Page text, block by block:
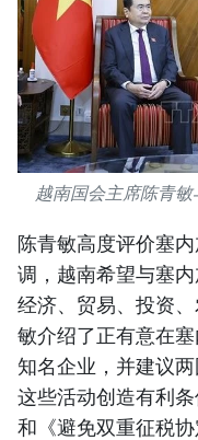
越南国会主席陈青
陈青敏高度评价塞
调，越南希望与塞
经济、贸易、投资
敏介绍了正有意在
知名企业，并建议
这些活动创造有利
和《避免双重征税协